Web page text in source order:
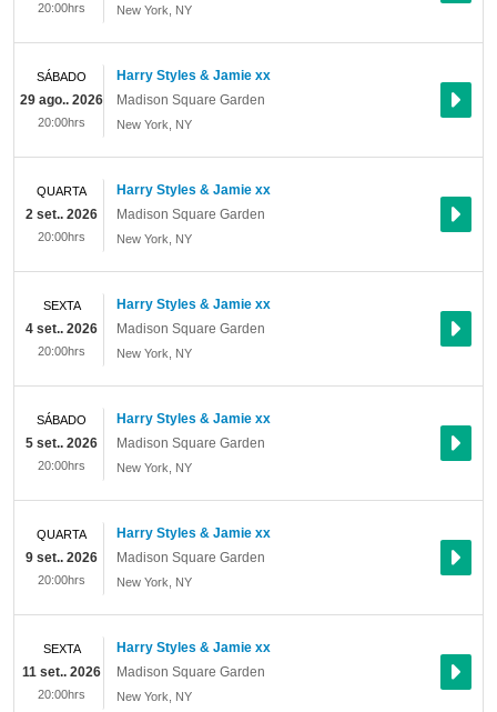
New York NY
20:00hrs
Harry Styles & Jamie xx
Madison Square Garden
New York NY
SÁBADO
29 ago.. 2026
20:00hrs
Harry Styles & Jamie xx
Madison Square Garden
New York NY
QUARTA
2 set.. 2026
20:00hrs
Harry Styles & Jamie xx
Madison Square Garden
New York NY
SEXTA
4 set.. 2026
20:00hrs
Harry Styles & Jamie xx
Madison Square Garden
New York NY
SÁBADO
5 set.. 2026
20:00hrs
Harry Styles & Jamie xx
Madison Square Garden
New York NY
QUARTA
9 set.. 2026
20:00hrs
Harry Styles & Jamie xx
Madison Square Garden
New York NY
SEXTA
11 set.. 2026
20:00hrs